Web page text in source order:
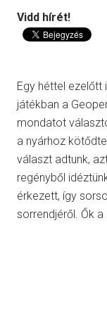
Vidd hírét!
Egy héttel ezelőtt
játékban a
mondatot
a nyárhoz
választ adtunk,
regényből
érkezett, így
sorrendjéről. Ők